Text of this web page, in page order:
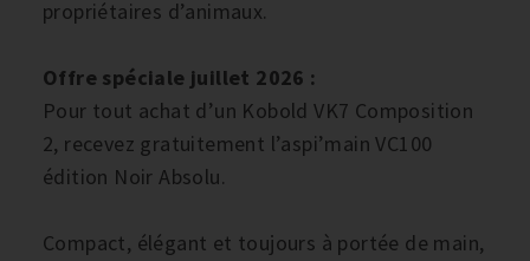
propriétaires d’animaux.
Offre spéciale juillet 2026 :
Pour tout achat d’un Kobold VK7 Composition
2, recevez gratuitement l’aspi’main VC100
édition Noir Absolu.
Compact, élégant et toujours à portée de main,